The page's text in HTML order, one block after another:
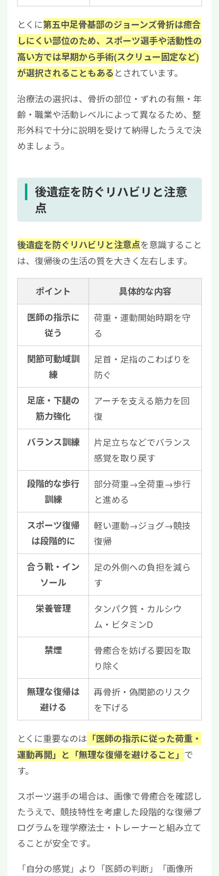
とくに第五中足骨基部のジョーンズ骨折は癒合
しにくい部位のため、スポーツ選手や活動性の
高い方では早期から手術(スクリュー固定など)
が選択されることもあるとされています。
治療法の選択は、骨折の部位・ずれの有無・年
齢・職業や活動レベルによって異なるため、整
形外科で十分に説明を受けて納得したうえで決
めましょう。
後遺症を防ぐリハビリと注意
点
後遺症を防ぐリハビリと注意点を意識すること
は、復帰後の生活の質を大きく左右します。
ポイント 具体的な内容
医師の指示に
従う
荷重・運動開始時期を守
る
関節可動域訓
練
足首・足指のこわばりを
防ぐ
足底・下腿の
筋力強化
アーチを支える筋力を回
復
バランス訓練
片足立ちなどでバランス
感覚を取り戻す
段階的な歩行
訓練
部分荷重→全荷重→歩行
と進める
スポーツ復帰
は段階的に
軽い運動→ジョグ→競技
復帰
合う靴・イン
ソール
足の外側への負担を減ら
す
栄養管理
タンパク質・カルシウ
ム・ビタミンD
禁煙
骨癒合を妨げる要因を取
り除く
無理な復帰は
避ける
再骨折・偽関節のリスク
を下げる
とくに重要なのは 「医師の指示に従った荷重・
運動再開」と「無理な復帰を避けること」 で
す。
スポーツ選手の場合は、画像で骨癒合を確認し
たうえで、競技特性を考慮した段階的な復帰プ
ログラムを理学療法士・トレーナーと組み立て
ることが安全です。
「自分の感覚」より「医師の判断」「画像所